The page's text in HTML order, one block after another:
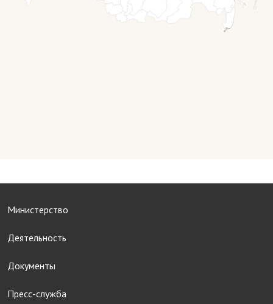
Министерство
Деятельность
Документы
Пресс-служба